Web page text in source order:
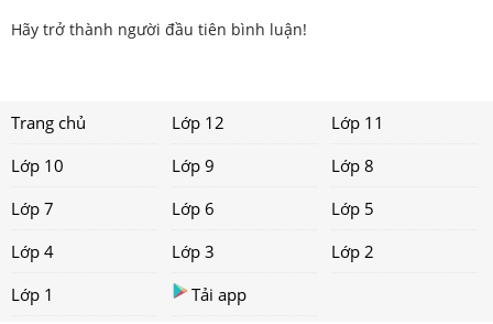
Hãy trở thành người đầu tiên bình luận!
Trang chủ Lớp 12
Lớp 11
Lớp 10
Lớp 9
Lớp 8
Lớp 7
Lớp 6
Lớp 5
Lớp 4
Lớp 3
Lớp 2
Lớp 1
Tải app